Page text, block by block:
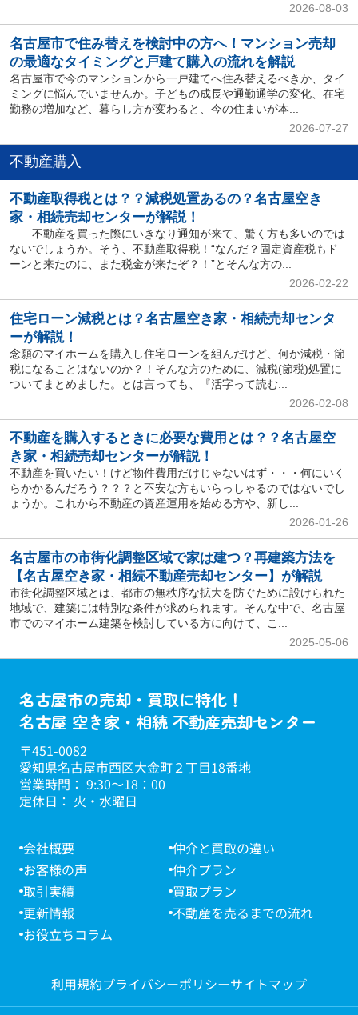
2026-08-03
名古屋市で住み替えを検討中の方へ！マンション売却
の最適なタイミングと戸建て購入の流れを解説
名古屋市で今のマンションから一戸建てへ住み替えるべきか、タイ
ミングに悩んでいませんか。子どもの成長や通勤通学の変化、在宅
勤務の増加など、暮らし方が変わると、今の住まいが本...
2026-07-27
不動産購入
不動産取得税とは？？減税処置あるの？名古屋空き
家・相続売却センターが解説！
不動産を買った際にいきなり通知が来て、驚く方も多いのでは
ないでしょうか。そう、不動産取得税！“なんだ？固定資産税もド
ーンと来たのに、また税金が来たぞ？！”とそんな方の...
2026-02-22
住宅ローン減税とは？名古屋空き家・相続売却センタ
ーが解説！
念願のマイホームを購入し住宅ローンを組んだけど、何か減税・節
税になることはないのか？！そんな方のために、減税(節税)処置に
ついてまとめました。とは言っても、『活字って読む...
2026-02-08
不動産を購入するときに必要な費用とは？？名古屋空
き家・相続売却センターが解説！
不動産を買いたい！けど物件費用だけじゃないはず・・・何にいく
らかかるんだろう？？？と不安な方もいらっしゃるのではないでし
ょうか。これから不動産の資産運用を始める方や、新し...
2026-01-26
名古屋市の市街化調整区域で家は建つ？再建築方法を
【名古屋空き家・相続不動産売却センター】が解説
市街化調整区域とは、都市の無秩序な拡大を防ぐために設けられた
地域で、建築には特別な条件が求められます。そんな中で、名古屋
市でのマイホーム建築を検討している方に向けて、こ...
2025-05-06
名古屋市の売却・買取に特化！
名古屋 空き家・相続 不動産売却センター
〒451-0082
愛知県名古屋市西区大金町２丁目18番地
営業時間： 9:30～18：00
定休日： 火・水曜日
会社概要
仲介と買取の違い
お客様の声
仲介プラン
取引実績
買取プラン
更新情報
不動産を売るまでの流れ
お役立ちコラム
利用規約プライバシーポリシーサイトマップ